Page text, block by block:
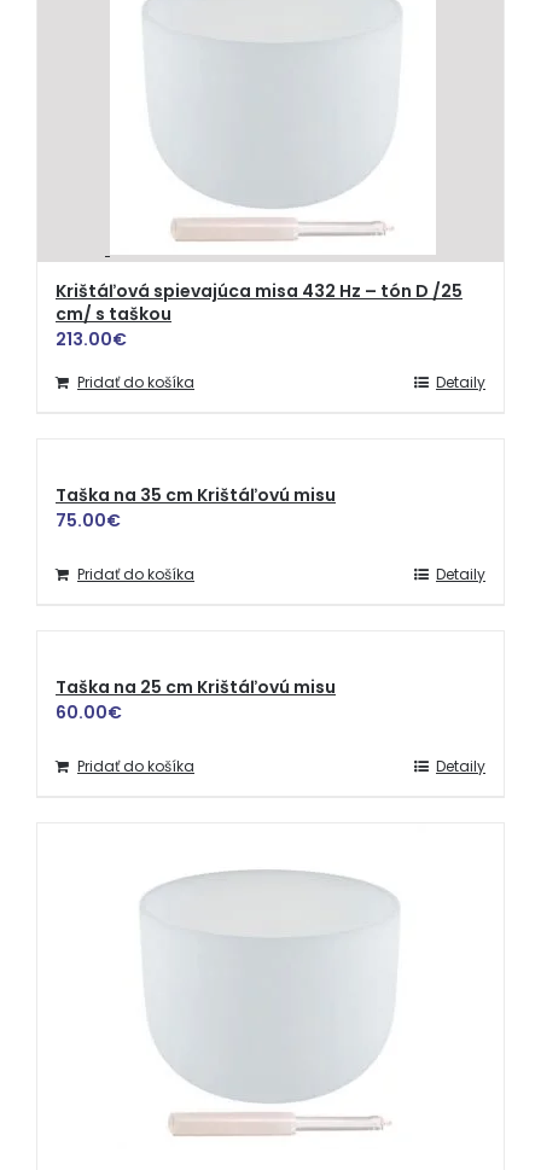
Krištáľová spievajúca misa 432 Hz – tón D /25
cm/ s taškou
213.00€
Pridať do košíka Detaily
Taška na 35 cm Krištáľovú misu
75.00€
Pridať do košíka Detaily
Taška na 25 cm Krištáľovú misu
60.00€
Pridať do košíka Detaily